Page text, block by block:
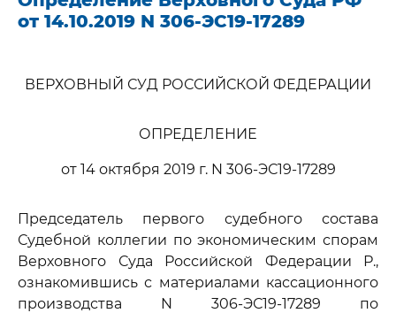
от 14.10.2019 N 306-ЭС19-17289
ВЕРХОВНЫЙ СУД РОССИЙСКОЙ ФЕДЕРАЦИИ
ОПРЕДЕЛЕНИЕ
от 14 октября 2019 г. N 306-ЭС19-17289
Председатель первого судебного состава
Судебной коллегии по экономическим спорам
Верховного Суда Российской Федерации Р.,
ознакомившись с материалами кассационного
производства N 306-ЭС19-17289 по